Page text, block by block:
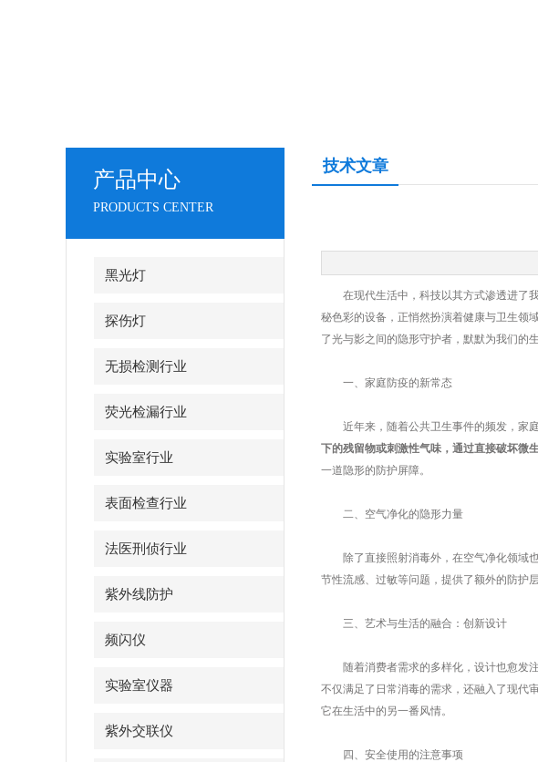
产品中心
PRODUCTS CENTER
黑光灯
探伤灯
无损检测行业
荧光检漏行业
实验室行业
表面检查行业
法医刑侦行业
紫外线防护
频闪仪
实验室仪器
紫外交联仪
技术文章
在现代生活中，科技以其方式渗透进了我
秘色彩的设备，正悄然扮演着健康与卫生领
了光与影之间的隐形守护者，默默为我们的
一、家庭防疫的新常态
近年来，随着公共卫生事件的频发，家庭
下的残留物或刺激性气味，通过直接破坏微
一道隐形的防护屏障。
二、空气净化的隐形力量
除了直接照射消毒外，在空气净化领域也
节性流感、过敏等问题，提供了额外的防护
三、艺术与生活的融合：创新设计
随着消费者需求的多样化，设计也愈发注
不仅满足了日常消毒的需求，还融入了现代
它在生活中的另一番风情。
四、安全使用的注意事项